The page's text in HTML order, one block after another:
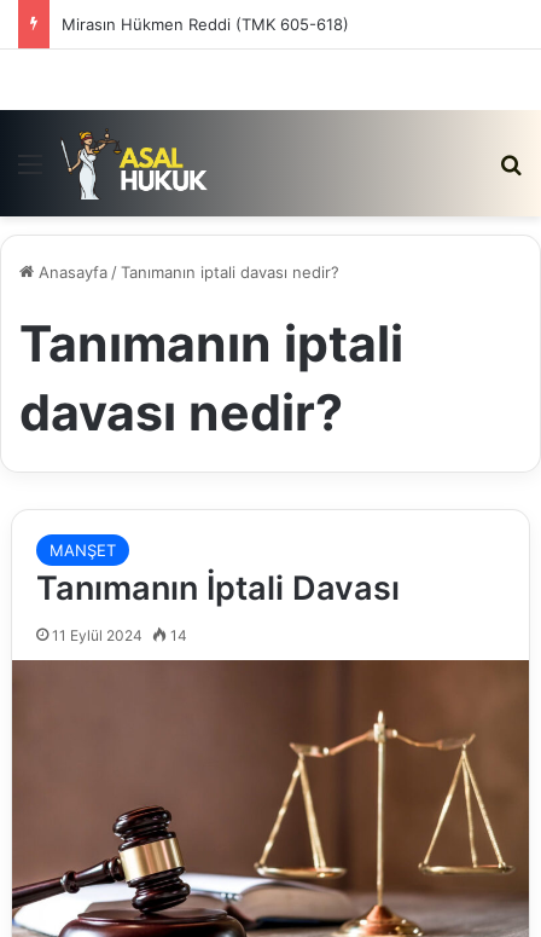
Mirasın Hükmen Reddi (TMK 605-618)
Menü
Anasayfa /Tanımanın iptali davası nedir?
Tanımanın iptali
davası nedir?
MANŞET
Tanımanın İptali Davası
11 Eylül 2024 14